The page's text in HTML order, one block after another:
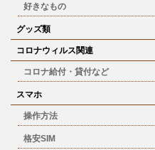
好きなもの
グッズ類
コロナウィルス関連
コロナ給付・貸付など
スマホ
操作方法
格安SIM